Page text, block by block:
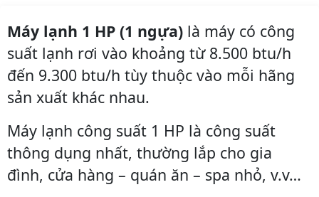
Máy lạnh 1 HP (1 ngựa) là máy có công
suất lạnh rơi vào khoảng từ 8.500 btu/h
đến 9.300 btu/h tùy thuộc vào mỗi hãng
sản xuất khác nhau.
Máy lạnh công suất 1 HP là công suất
thông dụng nhất, thường lắp cho gia
đình, cửa hàng – quán ăn – spa nhỏ, v.v…